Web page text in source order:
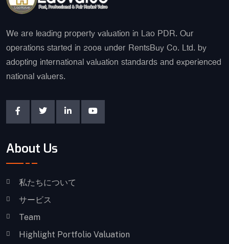
We are leading property valuation in Lao PDR. Our
operations started in 2008 under RentsBuy Co. Ltd. by
adopting international valuation standards and experienced
national valuers.
About Us
私たちについて
サービス
Team
Highlight Portfolio Valuation